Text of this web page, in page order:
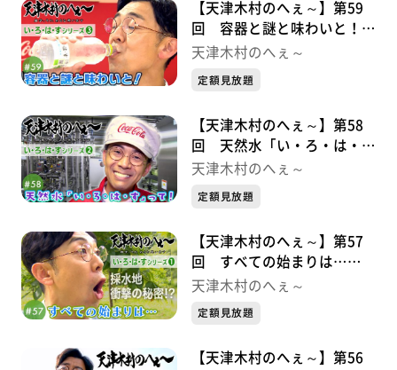
【天津木村のへぇ～】第59
回 容器と謎と味わいと！
い・ろ・は・すシリーズ③
天津木村のへぇ～
定額見放題
【天津木村のへぇ～】第58
回 天然水「い・ろ・は・
す」って！ い・ろ・は・す
天津木村のへぇ～
定額見放題
【天津木村のへぇ～】第57
回 すべての始まりは…
い・ろ・は・すシリーズ➀
天津木村のへぇ～
定額見放題
【天津木村のへぇ～】第56